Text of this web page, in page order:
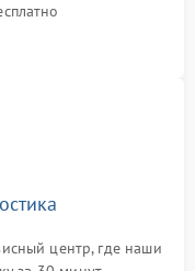
центр, где наши